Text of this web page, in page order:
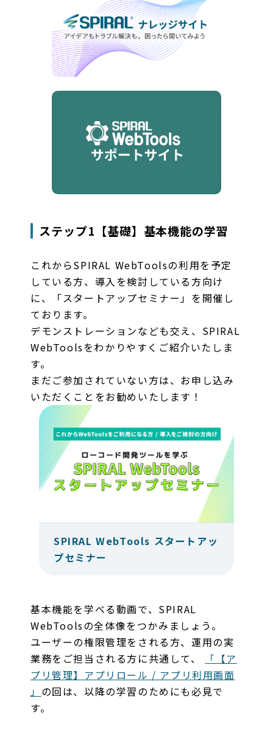
ステップ1【基礎】基本機能の学習
これからSPIRAL WebToolsの利用を予定
している方、導入を検討している方向け
に、「スタートアップセミナー」を開催し
ております。
デモンストレーションなども交え、SPIRAL
WebToolsをわかりやすくご紹介いたしま
す。
まだご参加されていない方は、お申し込み
いただくことをお勧めいたします！
SPIRAL WebTools スタートアッ
プセミナー
基本機能を学べる動画で、SPIRAL
WebToolsの全体像をつかみましょう。
ユーザーの権限管理をされる方、運用の実
業務をご担当される方に共通して、
「【ア
プリ管理】アプリロール / アプリ利用画面
」 の回は、以降の学習のためにも必見で
す。